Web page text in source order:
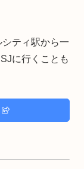
ティ駅から一
に行くことも